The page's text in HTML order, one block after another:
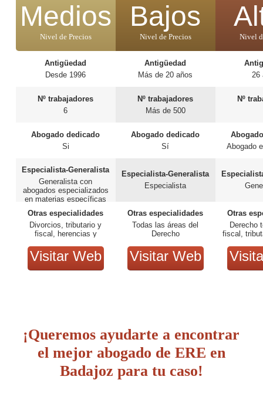
Medios
Nivel de Precios
Antigüedad
Desde 1996
Nº trabajadores
6
Abogado dedicado
Si
Especialista-Generalista
Generalista con
abogados especializados
en materias específicas
Otras especialidades
Divorcios, tributario y
fiscal, herencias y
de tráfico
Visitar Web
Bajos
Nivel de Precios
Antigüedad
Más de 20 años
Nº trabajadores
Más de 500
Abogado dedicado
Sí
Especialista-Generalista
Especialista
Otras especialidades
Todas las áreas del
Derecho
Visitar Web
Nivel
26
Nº
Abogado
Otras
Derecho
fiscal,
¡Queremos ayudarte a encontrar
el mejor abogado de ERE en
Badajoz para tu caso!